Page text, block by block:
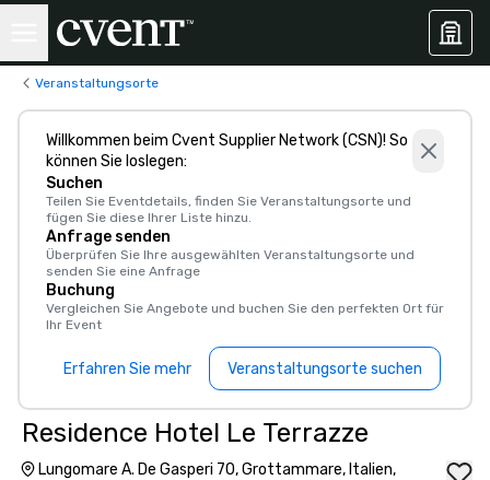
Veranstaltungsorte
Willkommen beim Cvent Supplier Network (CSN)! So
können Sie loslegen:
Suchen
Teilen Sie Eventdetails, finden Sie Veranstaltungsorte und
fügen Sie diese Ihrer Liste hinzu.
Anfrage senden
Überprüfen Sie Ihre ausgewählten Veranstaltungsorte und
senden Sie eine Anfrage
Buchung
Vergleichen Sie Angebote und buchen Sie den perfekten Ort für
Ihr Event
Erfahren Sie mehr Veranstaltungsorte suchen
Residence Hotel Le Terrazze
Lungomare A. De Gasperi 70, Grottammare, Italien,